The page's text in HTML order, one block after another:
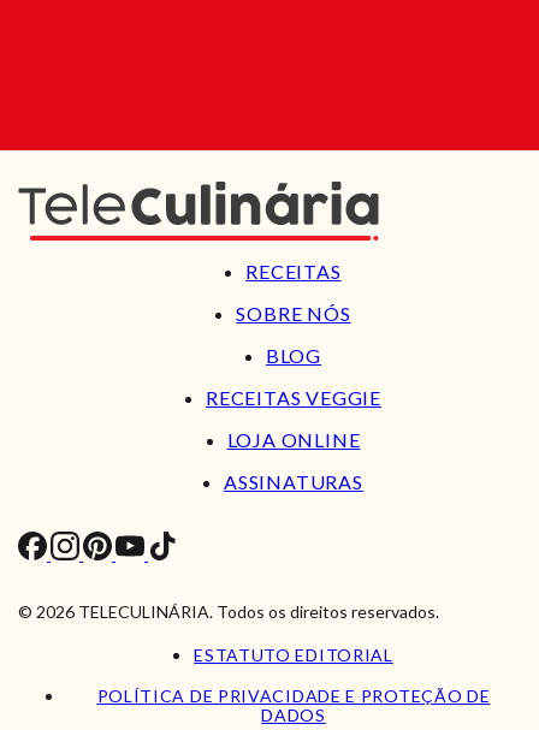
RECEITAS
SOBRE NÓS
BLOG
RECEITAS VEGGIE
LOJA ONLINE
ASSINATURAS
© 2026 TELECULINÁRIA. Todos os direitos reservados.
ESTATUTO EDITORIAL
POLÍTICA DE PRIVACIDADE E PROTEÇÃO DE
DADOS